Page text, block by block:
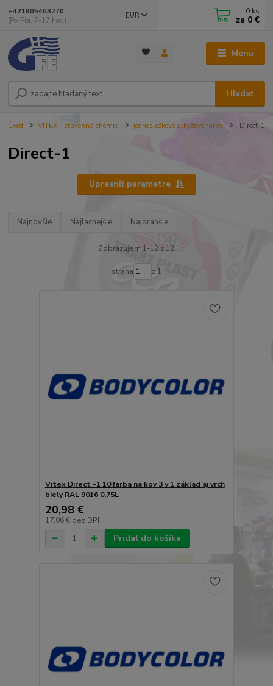
Menu
EUR
Hľadať
+421905463270
(Po-Pia, 7-17 hod.)
0 ks
za 0 €
Úvod VITEX - stavebná chémia jednozložkové alkydové farby Direct-1
Direct-1
Upresniť parametre
Najnovšie Najlacnejšie Najdrahšie
Zobrazujem 1-12 z 12
strana z 1
Vitex Direct -1 10 farba na kov 3 v 1 základ aj vrch
biely RAL 9016 0,75L
20,98 €
17,06 € bez DPH
Pridať do košíka